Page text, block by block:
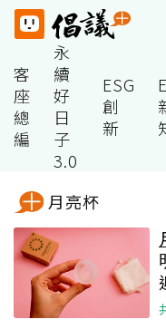
客
座
總
編
永
續
好
日
子
3.0
ESG
創
新
月亮杯